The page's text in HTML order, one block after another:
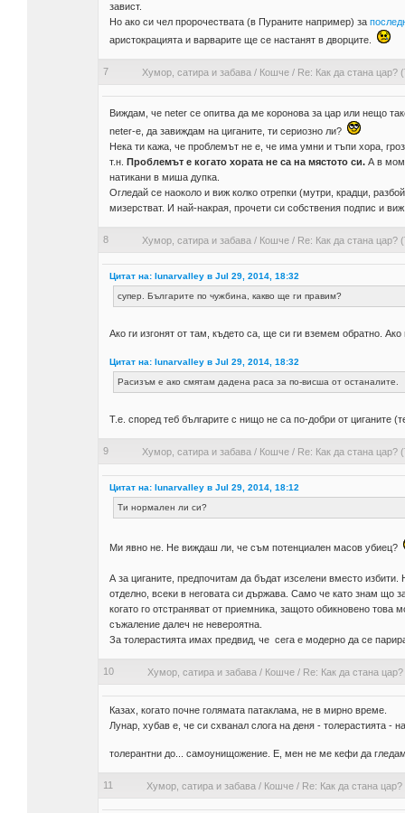
завист.
Но ако си чел пророчествата (в Пураните например) за
аристокрацията и варварите ще се настанят в дворците.
7 Хумор, сатира и забава / Кошче/ Re: Как да стана цар?
Виждам, че neter се опитва да ме коронова за цар или нещо
neter-е, да завиждам на циганите, ти сериозно ли?
Нека ти кажа, че проблемът не е, че има умни и тъпи хора,
т.н.
Проблемът е когато хората не са на мястото си.А в
натикани в миша дупка.
Огледай се наоколо и виж колко отрепки (мутри, крадци,
мизерстват. И най-накрая, прочети си собствения подпис и виж
8 Хумор, сатира и забава / Кошче/ Re: Как да стана цар?
Цитат на: lunarvalley в Jul 29, 2014, 18:32
супер. Българите по чужбина, какво ще ги правим?
Ако ги изгонят от там, където са, ще си ги вземем обратно.
Цитат на: lunarvalley в Jul 29, 2014, 18:32
Расизъм е ако смятам дадена раса за по-висша от останалите.
Т.е. според теб българите с нищо не са по-добри от циганите
9 Хумор, сатира и забава / Кошче/ Re: Как да стана цар?
Цитат на: lunarvalley в Jul 29, 2014, 18:12
Ти нормален ли си?
Ми явно не. Не виждаш ли, че съм потенциален масов убиец?
А за циганите, предпочитам да бъдат изселени вместо
отделно, всеки в неговата си държава. Само че като знам що
когато го отстраняват от приемника, защото обикновено това
съжаление далеч не невероятна.
За толерастията имах предвид, че сега е модерно да се
10 Хумор, сатира и забава / Кошче/ Re: Как да стана
Казах, когато почне голямата патаклама, не в мирно време.
Лунар, хубав е, че си схванал слога на деня - толерастията -
толерантни до... самоунищожение. Е, мен не ме кефи да
11 Хумор, сатира и забава / Кошче/ Re: Как да стана